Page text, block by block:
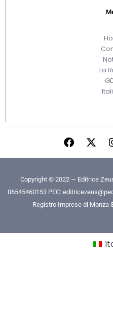
La
Copyright © 2022 — Editrice
06545460153 PEC:
Registro Imprese di Monza-